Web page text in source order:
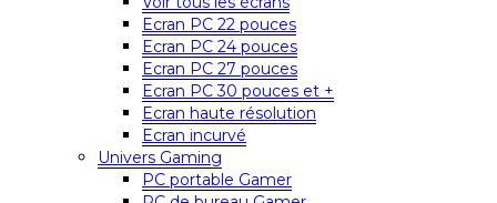
Ecran PC 22 pouces
Ecran PC 24 pouces
Ecran PC 27 pouces
Ecran PC 30 pouces et +
Ecran haute résolution
Ecran incurvé
Univers Gaming
PC portable Gamer